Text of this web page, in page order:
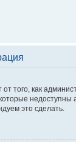
от того, как
это сделать.